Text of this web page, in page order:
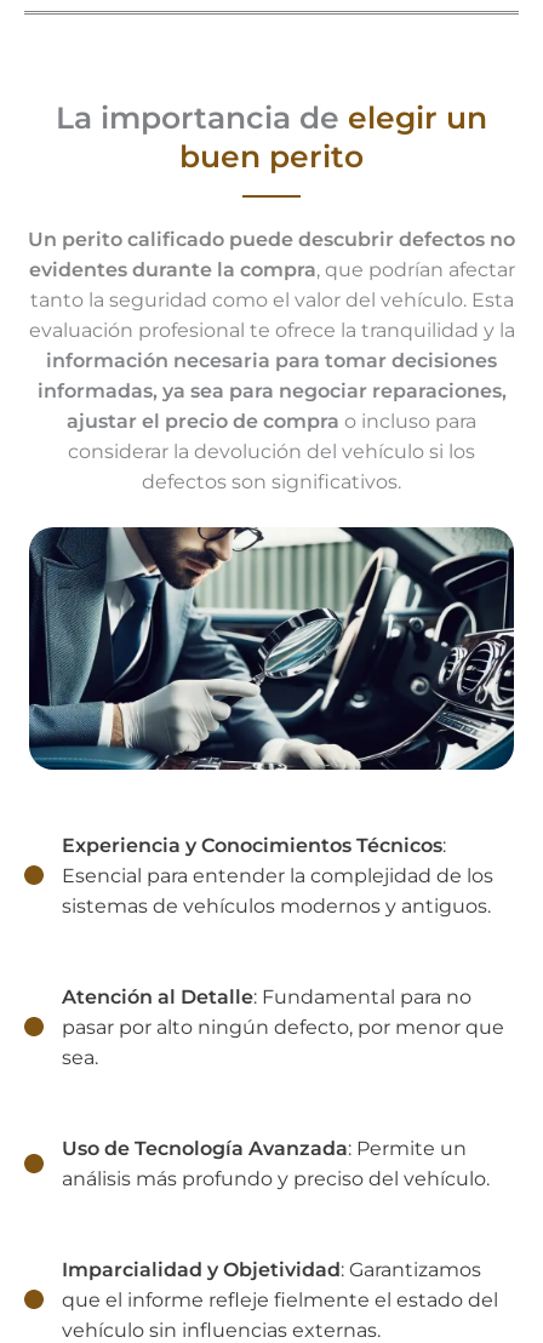
La importancia de elegir un
buen perito
Un perito calificado puede descubrir defectos no
evidentes durante la compra, que podrían afectar
tanto la seguridad como el valor del vehículo. Esta
evaluación profesional te ofrece la tranquilidad y la
información necesaria para tomar decisiones
informadas, ya sea para negociar reparaciones,
ajustar el precio de compra o incluso para
considerar la devolución del vehículo si los
defectos son significativos.
Experiencia y Conocimientos Técnicos:
Esencial para entender la complejidad de los
sistemas de vehículos modernos y antiguos.
Atención al Detalle: Fundamental para no
pasar por alto ningún defecto, por menor que
sea.
Uso de Tecnología Avanzada: Permite un
análisis más profundo y preciso del vehículo.
Imparcialidad y Objetividad: Garantizamos
que el informe refleje fielmente el estado del
vehículo sin influencias externas.